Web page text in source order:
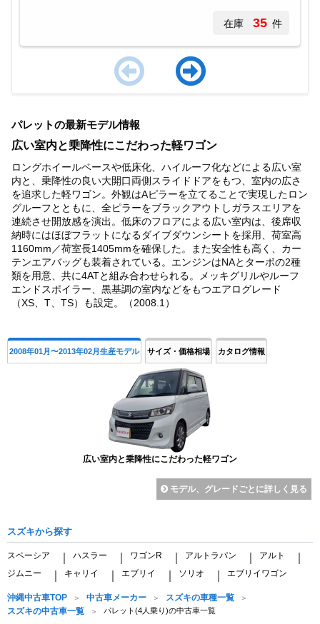
在庫 35 件
of
パレットの最新モデル情報
広い室内と乗降性にこだわった軽ワゴン
ロングホイールベースや低床化、ハイルーフ化などによる広い室
内と、乗降性の良い大開口両側スライドドアをもつ、室内の広さ
を追求した軽ワゴン。外観はAピラーを立てることで実現したロン
グルーフとともに、全ピラーをブラックアウトしガラスエリアを
連続させ開放感を演出。低床のフロアによる広い室内は、後席収
納時にはほぼフラットになるダイブダウンシートを採用、荷室高
1160mm／荷室長1405mmを確保した。また安全性も高く、カー
テンエアバッグも装着されている。エンジンはNAとターボの2種
類を用意、共に4ATと組み合わせられる。メッキグリルやルーフ
エンドスポイラー、黒基調の室内などをもつエアログレード
（XS、T、TS）も設定。（2008.1）
2008年01月〜2013年02月生産モデル サイズ・価格相場 カタログ情報
広い室内と乗降性にこだわった軽ワゴン
モデル、グレードごとに詳しく見る
スズキから探す
スペーシア ハスラー ワゴンR アルトラパン アルト
ジムニー キャリイ エブリイ ソリオ エブリイワゴン
沖縄中古車TOP 中古車メーカー
スズキの車種一覧
スズキの中古車一覧
パレット(4人乗り)の中古車一覧